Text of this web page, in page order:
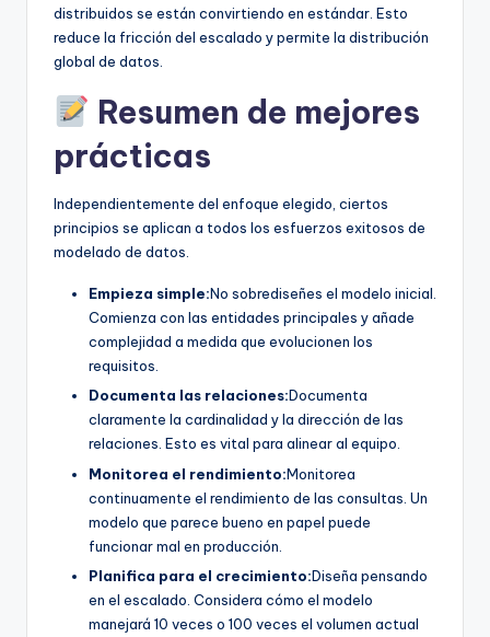
distribuidos se están convirtiendo en estándar. Esto
reduce la fricción del escalado y permite la distribución
global de datos.
Resumen de mejores
prácticas
Independientemente del enfoque elegido, ciertos
principios se aplican a todos los esfuerzos exitosos de
modelado de datos.
Empieza simple:No sobrediseñes el modelo inicial.
Comienza con las entidades principales y añade
complejidad a medida que evolucionen los
requisitos.
Documenta las relaciones:Documenta
claramente la cardinalidad y la dirección de las
relaciones. Esto es vital para alinear al equipo.
Monitorea el rendimiento:Monitorea
continuamente el rendimiento de las consultas. Un
modelo que parece bueno en papel puede
funcionar mal en producción.
Planifica para el crecimiento:Diseña pensando
en el escalado. Considera cómo el modelo
manejará 10 veces o 100 veces el volumen actual